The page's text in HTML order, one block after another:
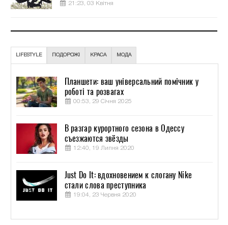
21:23, 03 Квітня
LIFESTYLE ПОДОРОЖІ КРАСА МОДА
Планшети: ваш універсальний помічник у
роботі та розвагах
00:53, 29 Січня 2025
В разгар курортного сезона в Одессу
съезжаются звёзды
12:40, 19 Липня 2020
Just Do It: вдохновением к слогану Nike
стали слова преступника
19:04, 23 Червня 2020